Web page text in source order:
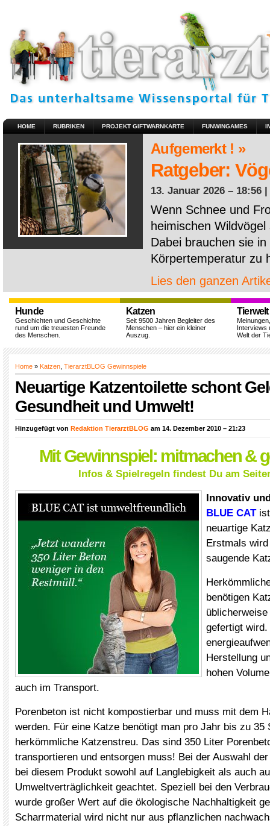
HOME RUBRIKEN PROJEKT GIFTWARNKARTE FUNWINGAMES
Aufgemerkt ! »
Ratgeber:
13. Januar 2026 – 18:56 |
Wenn Schnee und
heimischen
Dabei brauchen sie
Körpertemperatur zu
Lies den ganzen
Hunde
Geschichten und Geschichte
rund um die treuesten Freunde
des Menschen.
Katzen
Seit 9500 Jahren Begleiter des
Menschen – hier ein kleiner
Auszug.
Tierwelt
Interviews
Welt der
Home » Katzen TierarztBLOG Gewinnspiele
Neuartige Katzentoilette schont
Gesundheit und Umwelt!
Hinzugefügt von Redaktion TierarztBLOG am 14. Dezember 2010 – 21:23
Mit Gewinnspiel: mitmachen &
Infos & Spielregeln findest Du am
Innovativ
BLUE CATist
neuartige
Erstmals
saugende
benötigen
gefertigt
Herstellung
hohen
auch im Transport.
Porenbeton ist nicht kompostierbar und muss mit dem
werden. Für eine Katze benötigt man pro Jahr bis zu 35
herkömmliche Katzenstreu. Das sind 350 Liter
transportieren und entsorgen muss! Bei der Auswahl
bei diesem Produkt sowohl auf Langlebigkeit als auch
Umweltverträglichkeit geachtet. Speziell bei den
wurde großer Wert auf die ökologische Nachhaltigkeit
Scharrmaterial wird nicht nur aus pflanzlichen